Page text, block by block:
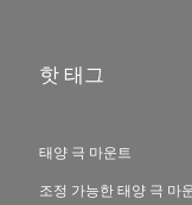
핫 태그
태양 극 마운트
조정 가능한 태양 극 마